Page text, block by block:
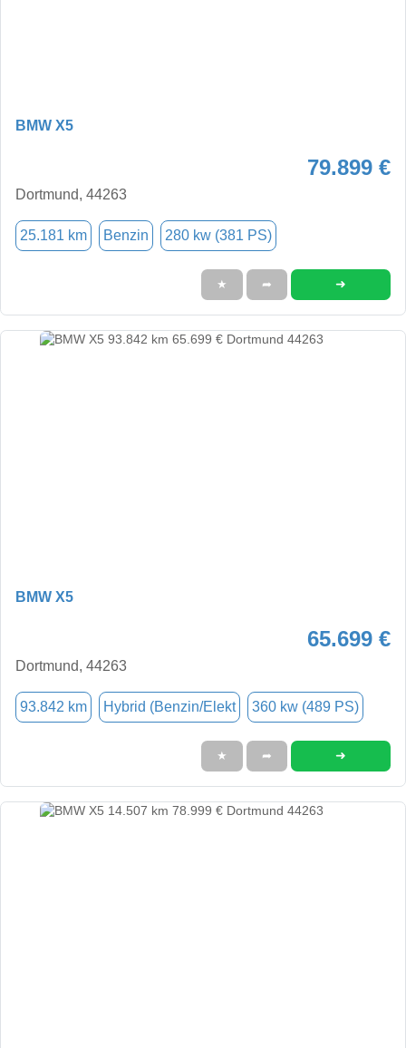
BMW X5
79.899 €
Dortmund, 44263
25.181 km Benzin 280 kw (381 PS)
★ ➦ ➜
BMW X5
65.699 €
Dortmund, 44263
93.842 km Hybrid (Benzin/Elekt 360 kw (489 PS)
★ ➦ ➜